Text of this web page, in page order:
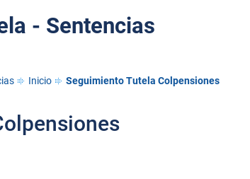
- Sentencias
Inicio Seguimiento Tutela Colpensiones